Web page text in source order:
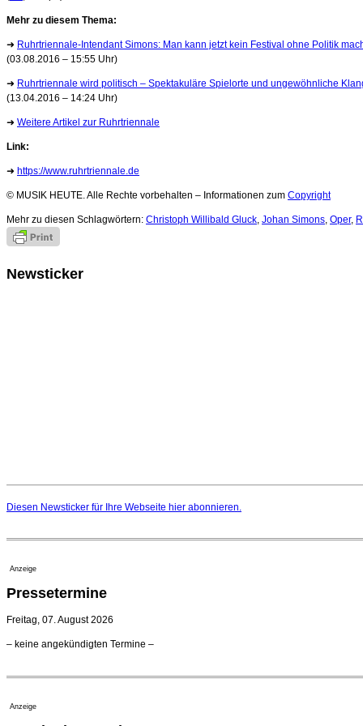
Mehr zu diesem Thema:
➜ Ruhrtriennale-Intendant Simons: Man kann jetzt kein Festival ohne Politik
(03.08.2016 – 15:55 Uhr)
➜ Ruhrtriennale wird politisch – Spektakuläre Spielorte und ungewöhnliche
(13.04.2016 – 14:24 Uhr)
➜ Weitere Artikel zur Ruhrtriennale
Link:
➜ https://www.ruhrtriennale.de
© MUSIK HEUTE. Alle Rechte vorbehalten – Informationen zum Copyright
Mehr zu diesen Schlagwörtern: Christoph Willibald Gluck, Johan Simons, Oper,
Newsticker
Diesen Newsticker für Ihre Webseite hier abonnieren.
Anzeige
Pressetermine
Freitag, 07. August 2026
– keine angekündigten Termine –
Anzeige